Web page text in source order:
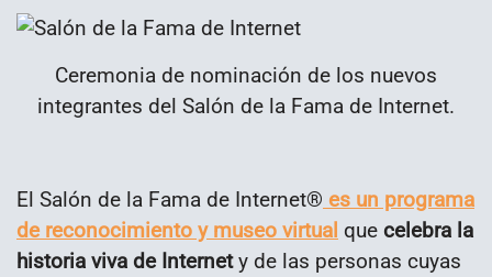
Ceremonia de nominación de los nuevos
integrantes del Salón de la Fama de Internet.
El Salón de la Fama de Internet® es un programa
de reconocimiento y museo virtual que celebra la
historia viva de Internety de las personas cuyas